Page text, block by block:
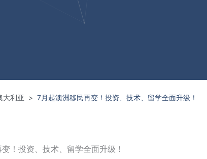
大利亚 > 7月起澳洲移民再变！投资、技术、留学全面升级！
！投资、技术、留学全面升级！